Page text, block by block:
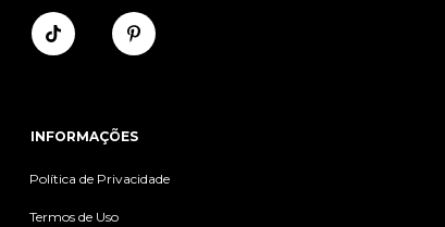
INFORMAÇÕES
Política de Privacidade
Termos de Uso